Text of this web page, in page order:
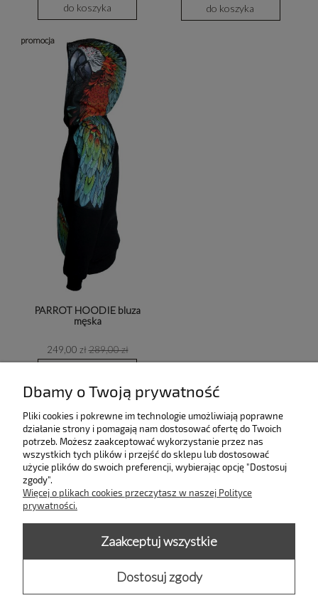
do koszyka do koszyka
PARROT HOODIE bluza
męska
249,00 zł 289,00 zł
promocja
« 1 2 »
INFORMACJE
PŁATNOŚCI I DOSTAWA
pokaż pełną wersję strony
Dbamy o Twoją prywatność
Pliki cookies i pokrewne im technologie umożliwiają poprawne
działanie strony i pomagają nam dostosować ofertę do Twoich
potrzeb. Możesz zaakceptować wykorzystanie przez nas
wszystkich tych plików i przejść do sklepu lub dostosować
użycie plików do swoich preferencji, wybierając opcję "Dostosuj
zgody".
Więcej o plikach cookies przeczytasz w naszej Polityce
prywatności.
Dostosuj zgody
Zaakceptuj wszystkie